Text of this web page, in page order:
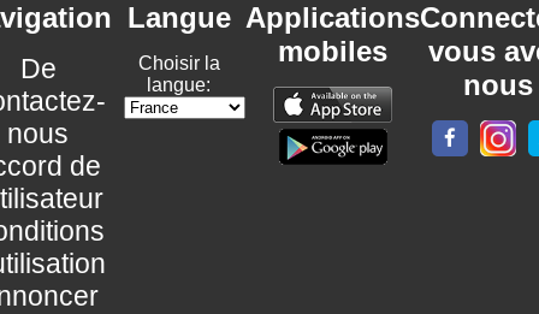
De
nous
de
Langue
Choisir la
langue:
Applications
mobiles
vous
nous